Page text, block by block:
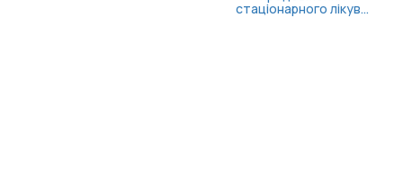
стаціонарного лікув...